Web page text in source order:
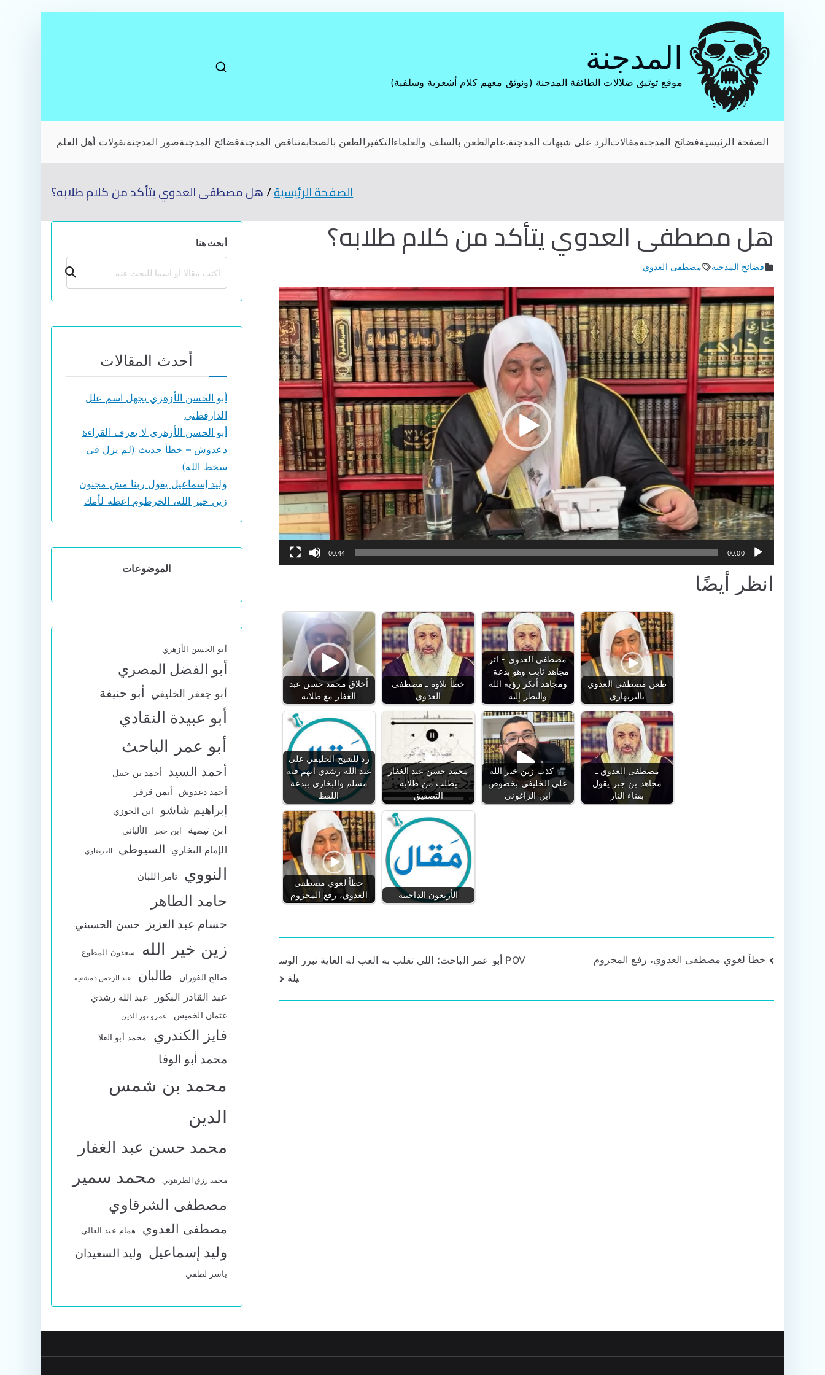
المحتوى
المدجنة
موقع توثيق ضلالات الطائفة المدجنة (ونوثق معهم كلام أشعرية وسلفية)
الصفحة الرئيسيةفضائح المدجنةمقالاتالرد على شبهات المدجنة.عامالطعن بالسلف والعلماءالتكفير الطعن بالصحابةتناقض المدجنةفضائح المدجنةصور المدجنةنقولات أهل العلم
الصفحة الرئيسية هل مصطفى العدوي يتأكد من كلام طلابه؟
هل مصطفى العدوي يتأكد من كلام طلابه؟
فضائح المدجنة مصطفى العدوي
مشغل
الفيديو
00:00
00:44
انظر أيضًا
أخلاق محمد حسن عبد
الغفار مع طلابه
خطأ تلاوة ـ مصطفى
العدوي
مصطفى العدوي - اثر
مجاهد ثابت وهو بدعة -
ومجاهد أنكر رؤية الله
والنظر إليه
طعن مصطفى العدوي
بالبربهاري
رد للشيخ الخليفي على
عبد الله رشدي اتهم فيه
مسلم والبخاري ببدعة
اللفظ
محمد حسن عبد الغفار
يطلب من طلابه
التصفيق
كذب زين خير الله
على الخليفي بخصوص
ابن الزاغوني
مصطفى العدوي ـ
مجاهد بن جبر يقول
بفناء النار
خطأ لغوي مصطفى
العدوي، رفع المجزوم
الأربعون الداجنية
تصفّح
خطأ لغوي مصطفى العدوي، رفع المجزوم
POV أبو عمر الباحث؛ اللي تغلب به العب له الغاية تبرر الوس
يلة
أبحث هنا
بحث
أحدث المقالات
أبو الحسن الأزهري يجهل اسم علل
الدارقطني
أبو الحسن الأزهري لا يعرف القراءة
دعدوش – خطأ حديث (لم يزل في
سخط الله)
وليد إسماعيل يقول ربنا مش مجنون
زين خير الله، الخرطوم اعطه لأمك
الموضوعات
أبو الحسن الأزهري
أبو الفضل المصري
أبو جعفر الخليفي أبو حنيفة
أبو عبيدة النقادي
أبو عمر الباحث
أحمد السيد
أحمد بن حنبل
أحمد دعدوش
أيمن قرقر
إبراهيم شاشو ابن الجوزي
ابن تيمية ابن حجر الألباني
الإمام البخاري السيوطي القرضاوي
النووي تامر اللبان
حامد الطاهر
حسام عبد العزيز حسن الحسيني
زين خير الله سعدون المطوع
صالح الفوزان طالبان عبد الرحمن دمشقية
عبد القادر البكور عبد الله رشدي
عثمان الخميس عمرو نور الدين
فايز الكندري محمد أبو العلا
محمد أبو الوفا
محمد بن شمس
الدين
محمد حسن عبد الغفار
محمد رزق الطرهوني محمد سمير
مصطفى الشرقاوي
مصطفى العدوي همام عبد العالي
وليد إسماعيل وليد السعيدان
ياسر لطفي